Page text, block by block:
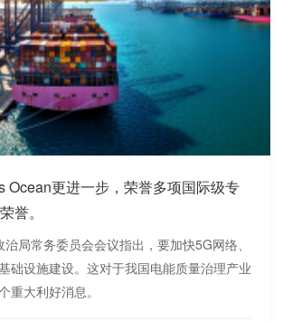
Ocean更进一步，荣誉多项国际级专
誉。
局常务委员会会议指出，要加快5G网络、
础设施建设。这对于我国电能质量治理产业
重大利好消息。